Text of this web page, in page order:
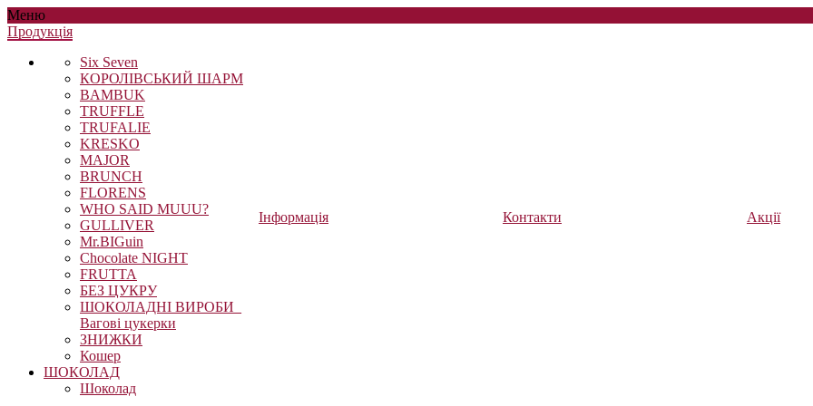
Меню
Продукцiя
Six Seven
КОРОЛІВСЬКИЙ ШАРМ
BAMBUK
TRUFFLE
TRUFALIE
KRESKO
MAJOR
BRUNCH
FLORENS
WHO SAID MUUU?
GULLIVER
Mr.BIGuin
Chocolate NIGHT
FRUTTA
БЕЗ ЦУКРУ
ШОКОЛАДНІ ВИРОБИ_
Вагові цукерки
ЗНИЖКИ
Кошер
ШОКОЛАД
Шоколад
Інформація Контакти Акції